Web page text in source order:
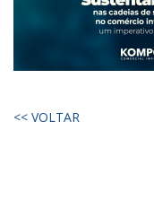
<< VOLTAR